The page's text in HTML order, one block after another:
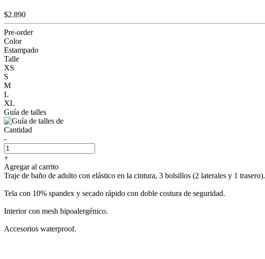
$2.890
Pre-order
Color
Estampado
Talle
XS
S
M
L
XL
Guía de talles
Cantidad
-
+
Agregar al carrito
Traje de baño de adulto con elástico en la cintura, 3 bolsillos (2 laterales y 1 trasero).
Tela con 10% spandex y secado rápido con doble costura de seguridad.
Interior con mesh hipoalergénico.
Accesorios waterproof.